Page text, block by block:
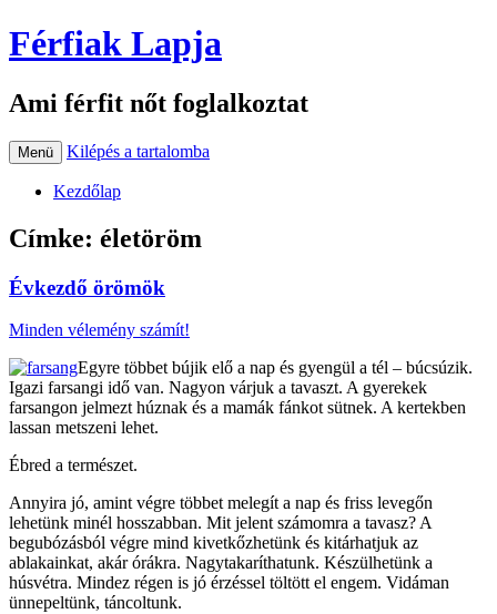
Férfiak Lapja
Ami férfit nőt foglalkoztat
Menü Kilépés a tartalomba
Kezdőlap
Címke: életöröm
Évkezdő örömök
Minden vélemény számít!
Egyre többet bújik elő a nap és gyengül a tél – búcsúzik.
Igazi farsangi idő van. Nagyon várjuk a tavaszt. A gyerekek
farsangon jelmezt húznak és a mamák fánkot sütnek. A kertekben
lassan metszeni lehet.
Ébred a természet.
Annyira jó, amint végre többet melegít a nap és friss levegőn
lehetünk minél hosszabban. Mit jelent számomra a tavasz? A
begubózásból végre mind kivetkőzhetünk és kitárhatjuk az
ablakainkat, akár órákra. Nagytakaríthatunk. Készülhetünk a
húsvétra. Mindez régen is jó érzéssel töltött el engem. Vidáman
ünnepeltünk, táncoltunk.